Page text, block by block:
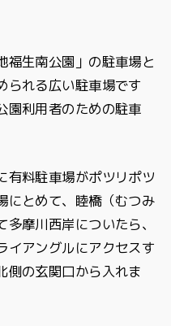
福生南公園」の駐車場と
られる広い駐車場です
園利用者のための駐車
有料駐車場がポツリポツ
にとめて、睦橋（むつみ
摩川西岸についたら、
イアングルにアクセスす
側の玄関口から入れま